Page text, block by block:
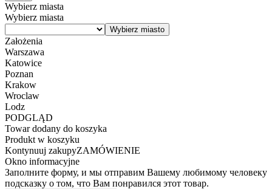
Wybierz miasta
Wybierz miasta
Założenia
Warszawa
Katowice
Poznan
Krakow
Wroclaw
Lodz
PODGLĄD
Towar dodany do koszyka
Produkt w koszyku
Kontynuuj zakupyZAMÓWIENIE
Okno informacyjne
Заполните форму, и мы отправим Вашему любимому человеку
подсказку о том, что Вам понравился этот товар.